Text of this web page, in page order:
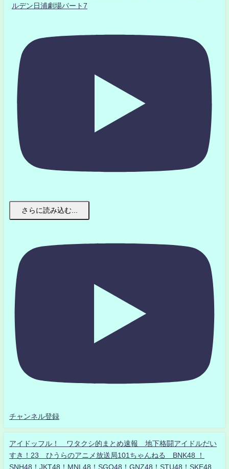
ルデン日浦劇場パート7
さらに読み込む...
チャンネル登録
アイドッフル！ ワタクシ的まとめ速報 地下格闘アイドルだい
すき！23 ひうらのアニメ放送局101ちゃんねる BNK48 ！
SNH48！JKT48！MNL48！SGO48！GNZ48！STU48！SKE48